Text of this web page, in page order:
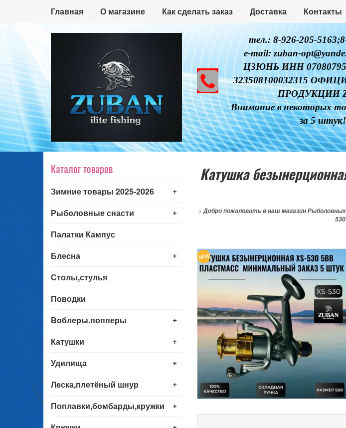
Главная О магазине Как сделать заказ Доставка Контакты
тел.: 8-926-205-
e-mail: zuban-
ЦЗЮНЬ ИНН
323508100032315
ПРОДУКЦИИ
Внимание в некоторых
за 5
Каталог товаров
+
Зимние товары 2025-2026
+
Рыболовные снасти
Палатки Кампус
+
Блесна
Столы,стулья
Поводки
+
Воблеры.попперы
+
Катушки
+
Удилища
+
Леска,плетёный шнур
+
Поплавки,бомбарды,кружки
Катушка
>Добро пожаловать в наш магазин